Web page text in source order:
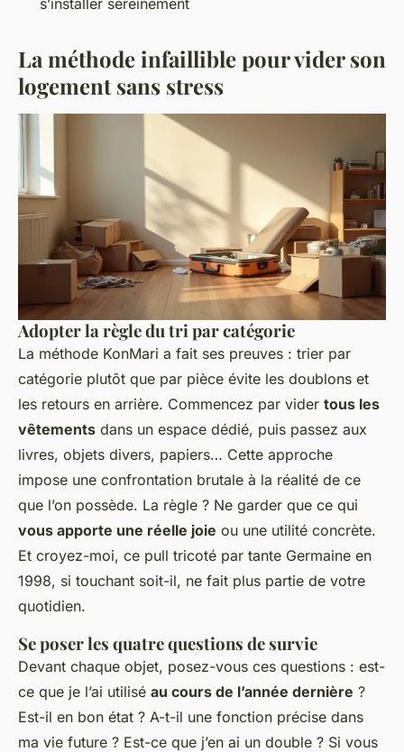
s’installer sereinement
La méthode infaillible pour vider son
logement sans stress
Adopter la règle du tri par catégorie
La méthode KonMari a fait ses preuves : trier par
catégorie plutôt que par pièce évite les doublons et
les retours en arrière. Commencez par vider tous les
vêtements dans un espace dédié, puis passez aux
livres, objets divers, papiers… Cette approche
impose une confrontation brutale à la réalité de ce
que l’on possède. La règle ? Ne garder que ce qui
vous apporte une réelle joie ou une utilité concrète.
Et croyez-moi, ce pull tricoté par tante Germaine en
1998, si touchant soit-il, ne fait plus partie de votre
quotidien.
Se poser les quatre questions de survie
Devant chaque objet, posez-vous ces questions : est-
ce que je l’ai utilisé au cours de l’année dernière ?
Est-il en bon état ? A-t-il une fonction précise dans
ma vie future ? Est-ce que j’en ai un double ? Si vous